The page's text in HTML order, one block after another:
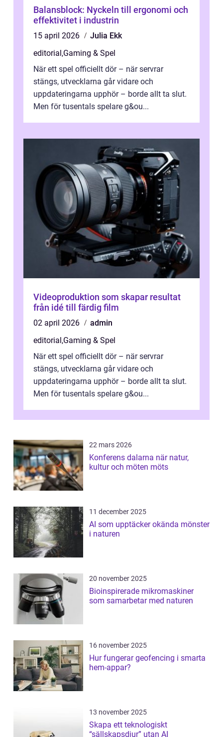
Balansblock: Nyckeln till ergonomi och
effektivitet i industrin
15 april 2026
Julia Ekk
editorial,Gaming & Spel
När ett spel officiellt dör – när servrar
stängs, utvecklarna går vidare och
uppdateringarna upphör – borde allt ta slut.
Men för tusentals spelare g&ou...
Videoproduktion som skapar resultat
från idé till färdig film
02 april 2026
admin
editorial,Gaming & Spel
När ett spel officiellt dör – när servrar
stängs, utvecklarna går vidare och
uppdateringarna upphör – borde allt ta slut.
Men för tusentals spelare g&ou...
22 mars 2026
Konferens dalarna när natur,
kultur och möten möts
11 december 2025
AI som upptäcker okända mönster
i naturen
20 november 2025
Bioinspirerade mikromaskiner
som samarbetar med naturen
16 november 2025
Hur fungerar geofencing i smarta
hem-appar?
13 november 2025
Skapa ett teknologiskt
“sällskapsdjur” utan AI